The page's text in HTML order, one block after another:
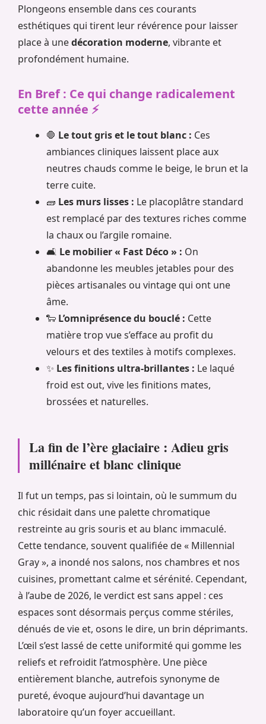
Plongeons ensemble dans ces courants
esthétiques qui tirent leur révérence pour laisser
place à unedécoration moderne, vibrante et
profondément humaine.
En Bref : Ce qui change radicalement
cette année ⚡
🛑 Le tout gris et le tout blanc : Ces
ambiances cliniques laissent place aux
neutres chauds comme le beige, le brun et la
terre cuite.
🧱 Les murs lisses : Le placoplâtre standard
est remplacé par des textures riches comme
la chaux ou l’argile romaine.
🛋️ Le mobilier « Fast Déco » : On
abandonne les meubles jetables pour des
pièces artisanales ou vintage qui ont une
âme.
🐑 L’omniprésence du bouclé : Cette
matière trop vue s’efface au profit du
velours et des textiles à motifs complexes.
✨ Les finitions ultra-brillantes : Le laqué
froid est out, vive les finitions mates,
brossées et naturelles.
La fin de l’ère glaciaire : Adieu gris
millénaire et blanc clinique
Il fut un temps, pas si lointain, où le summum du
chic résidait dans une palette chromatique
restreinte au gris souris et au blanc immaculé.
Cette tendance, souvent qualifiée de « Millennial
Gray », a inondé nos salons, nos chambres et nos
cuisines, promettant calme et sérénité. Cependant,
à l’aube de 2026, le verdict est sans appel : ces
espaces sont désormais perçus comme stériles,
dénués de vie et, osons le dire, un brin déprimants.
L’œil s’est lassé de cette uniformité qui gomme les
reliefs et refroidit l’atmosphère. Une pièce
entièrement blanche, autrefois synonyme de
pureté, évoque aujourd’hui davantage un
laboratoire qu’un foyer accueillant.